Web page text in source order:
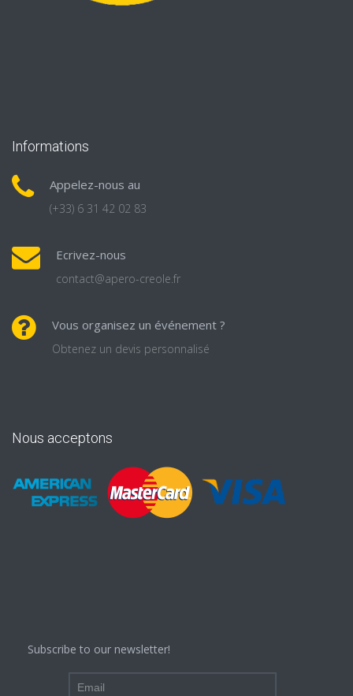
Informations
Appelez-nous au
(+33) 6 31 42 02 83
Ecrivez-nous
contact@apero-creole.fr
Vous organisez un événement ?
Obtenez un devis personnalisé
Nous acceptons
Subscribe to our newsletter!